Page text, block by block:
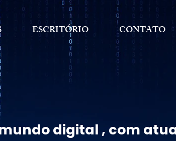
ESCRITÓRIO CONTATO
digital , com